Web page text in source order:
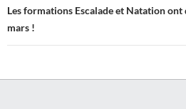
Les formations Escalade et Natation
mars !